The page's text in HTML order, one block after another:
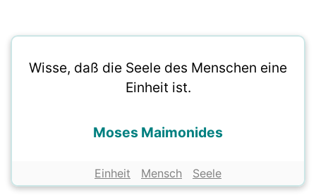
Wisse, daß die Seele des Menschen eine
Einheit ist.
Moses Maimonides
Einheit Mensch Seele